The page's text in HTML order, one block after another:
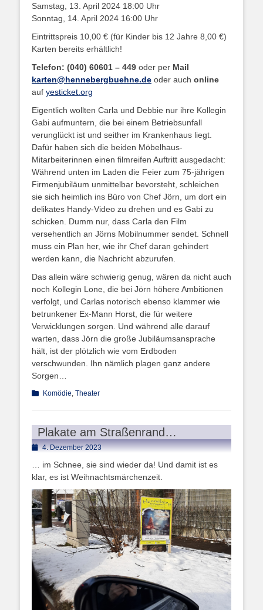
Samstag, 13. April 2024 18:00 Uhr
Sonntag, 14. April 2024 16:00 Uhr
Eintrittspreis 10,00 € (für Kinder bis 12 Jahre 8,00 €)
Karten bereits erhältlich!
Telefon: (040) 60601 – 449 oder per Mail
karten@hennebergbuehne.de oder auch online
auf yesticket.org
Eigentlich wollten Carla und Debbie nur ihre Kollegin
Gabi aufmuntern, die bei einem Betriebsunfall
verunglückt ist und seither im Krankenhaus liegt.
Dafür haben sich die beiden Möbelhaus-
Mitarbeiterinnen einen filmreifen Auftritt ausgedacht:
Während unten im Laden die Feier zum 75-jährigen
Firmenjubiläum unmittelbar bevorsteht, schleichen
sie sich heimlich ins Büro von Chef Jörn, um dort ein
delikates Handy-Video zu drehen und es Gabi zu
schicken. Dumm nur, dass Carla den Film
versehentlich an Jörns Mobilnummer sendet. Schnell
muss ein Plan her, wie ihr Chef daran gehindert
werden kann, die Nachricht abzurufen.
Das allein wäre schwierig genug, wären da nicht auch
noch Kollegin Lone, die bei Jörn höhere Ambitionen
verfolgt, und Carlas notorisch ebenso klammer wie
betrunkener Ex-Mann Horst, die für weitere
Verwicklungen sorgen. Und während alle darauf
warten, dass Jörn die große Jubiläumsansprache
hält, ist der plötzlich wie vom Erdboden
verschwunden. Ihn nämlich plagen ganz andere
Sorgen…
Kategorien
Komödie, Theater
Plakate am Straßenrand…
Posted4. Dezember 2023
… im Schnee, sie sind wieder da! Und damit ist es
klar, es ist Weihnachtsmärchenzeit.